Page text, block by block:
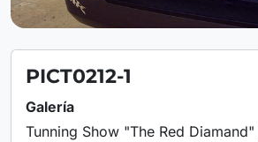
PICT0212-1
Galería
Tunning Show "The Red